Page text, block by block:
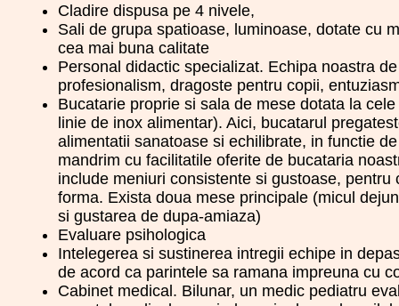
Cladire dispusa pe 4 nivele,
Sali de grupa spatioase, luminoase, dotate cu
cea mai buna calitate
Personal didactic specializat. Echipa noastra
profesionalism, dragoste pentru copii,
Bucatarie proprie si sala de mese dotata la
linie de inox alimentar). Aici, bucatarul
alimentatii sanatoase si echilibrate, in functie
mandrim cu facilitatile oferite de bucataria
include meniuri consistente si gustoase,
forma. Exista doua mese principale (micul
si gustarea de dupa-amiaza)
Evaluare psihologica
Intelegerea si sustinerea intregii echipe in
de acord ca parintele sa ramana impreuna cu
Cabinet medical. Bilunar, un medic pediatru